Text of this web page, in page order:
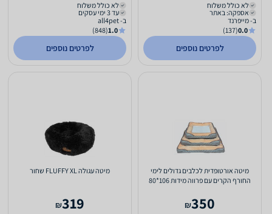
לא כולל משלוח
אספקה: באתר
ב- מייפרנד
0.0
(137)
לפרטים נוספים
לא כולל משלוח
עד 3 ימי עסקים
ב- all4pet
1.0
(848)
לפרטים נוספים
מיטה אורטופדית לכלבים גדולים לימי
החורף הקרים עם פרווה מידות 106*80
350
₪
מיטה עגולה FLUFFY XL שחור
319
₪